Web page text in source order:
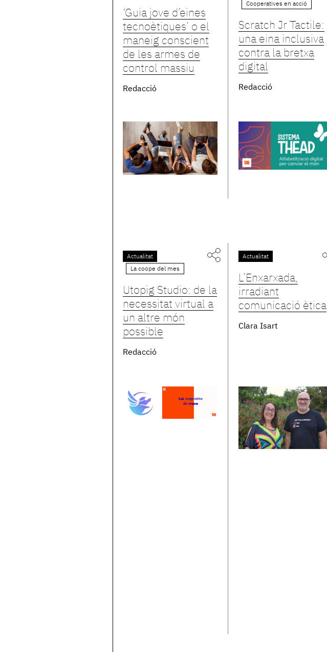
‘Guia jove d’eines
tecnoètiques’ o el
maneig conscient
de les armes de
control massiu
Redacció
Cooperatives en acció
Scratch Jr Tactile:
una eina inclusiva
contra la bretxa
digital
Redacció
Actualitat
La coope del mes
Utopig Studio: de la
necessitat virtual a
un altre món
possible
Redacció
Actualitat
L’Enxarxada,
irradiant
comunicació ètica
Clara Isart